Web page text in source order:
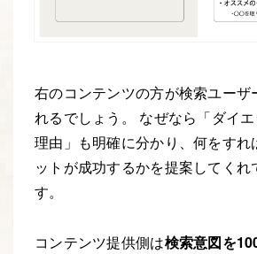
右のコンテンツの方が検索ユーザ
れるでしょう。 なぜなら「ダイ
理由」も明確に分かり、何をすれ
ットが成功するかを提案してくれ
す。
コンテンツ提供側は検索意図を